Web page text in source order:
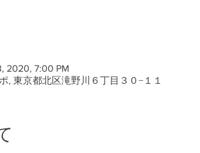
2020, 7:00 PM
, 東京都北区滝野川６丁目３０−１１